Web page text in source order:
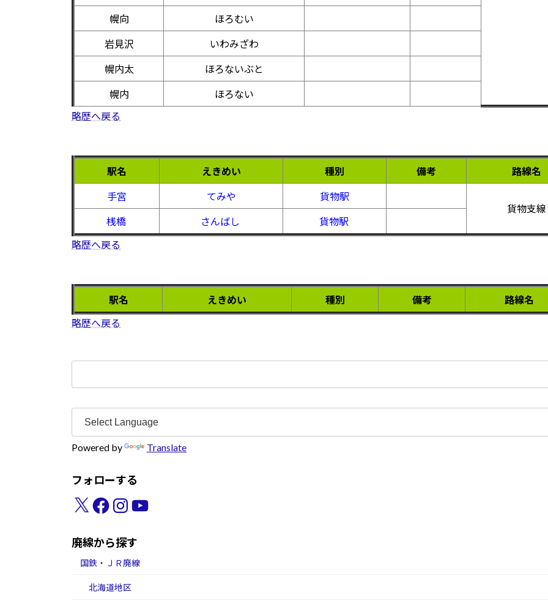
幌向 ほろむい
岩見沢 いわみざわ
幌内太 ほろないぶと
幌内
ほろない
略歴へ戻る
駅名 えきめい 種別 備考 路線名
手宮 てみや
貨物駅
貨物支線
桟橋
さんばし
貨物駅
略歴へ戻る
駅名 えきめい 種別 備考
路線名
略歴へ戻る
Powered by Translate
フォローする
X Facebook
InstagramYouTube
廃線から探す
国鉄・ＪＲ廃線
北海道地区